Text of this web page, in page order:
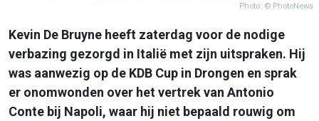
Photo: © PhotoNews
Kevin De Bruyne heeft zaterdag voor de nodige
verbazing gezorgd in Italië met zijn uitspraken. Hij
was aanwezig op de KDB Cup in Drongen en sprak
er onomwonden over het vertrek van Antonio
Conte bij Napoli, waar hij niet bepaald rouwig om